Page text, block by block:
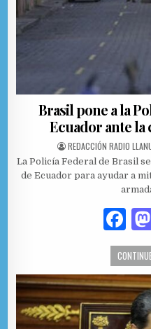
Brasil pone a la
Ecuador ante
AUTHOR:
REDACCIÓN RADIO
La Policía Federal de Brasil
de Ecuador para ayudar a
F
a
c
e
b